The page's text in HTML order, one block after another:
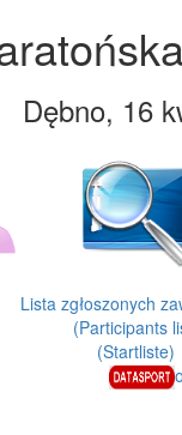
Dębno, 16
Lista zgłoszonych
(Participants
(Startliste)